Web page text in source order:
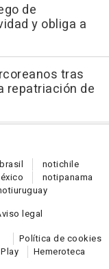
de
y obliga a
tras
repatriación de
brasil notichile
notipanama
uruguay
legal
Política de cookies
Hemeroteca